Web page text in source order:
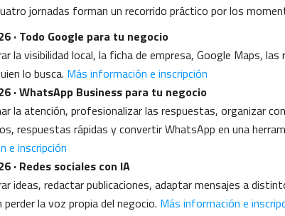
jornadas forman un recorrido práctico por los
· Todo Google para tu negocio
la visibilidad local, la ficha de empresa, Google Maps,
lo busca. Más información e inscripción
· WhatsApp Business para tu negocio
la atención, profesionalizar las respuestas, organizar
respuestas rápidas y convertir WhatsApp en una
e inscripción
· Redes sociales con IA
ideas, redactar publicaciones, adaptar mensajes a
la voz propia del negocio. Más información e